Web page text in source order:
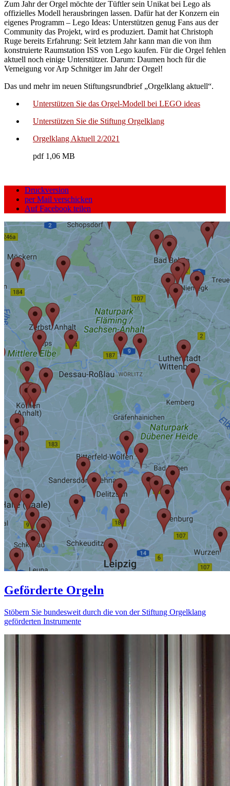
Zum Jahr der Orgel möchte der Tüftler sein Unikat bei Lego als
offizielles Modell herausbringen lassen. Dafür hat der Konzern ein
eigenes Programm – Lego Ideas: Unterstützen genug Fans aus der
Community das Projekt, wird es produziert. Damit hat Christoph
Ruge bereits Erfahrung: Seit letztem Jahr kann man die von ihm
konstruierte Raumstation ISS von Lego kaufen. Für die Orgel fehlen
aktuell noch einige Unterstützer. Darum: Daumen hoch für die
Verneigung vor Arp Schnitger im Jahr der Orgel!
Das und mehr im neuen Stiftungsrundbrief „Orgelklang aktuell“.
Unterstützen Sie das Orgel-Modell bei LEGO ideas
Unterstützen Sie die Stiftung Orgelklang
Orgelklang Aktuell 2/2021
pdf 1,06 MB
Druckversion
per Mail verschicken
Auf Facebook teilen
Geförderte Orgeln
Stöbern Sie bundesweit durch die von der Stiftung Orgelklang
geförderten Instrumente